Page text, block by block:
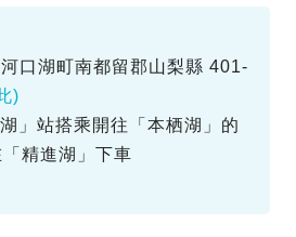
口湖町南都留郡山梨縣 401-
)
」站搭乘開往「本栖湖」的
精進湖」下車